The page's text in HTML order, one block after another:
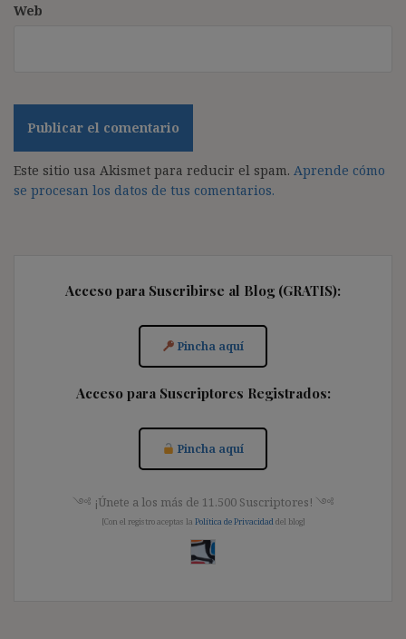
Web
Este sitio usa Akismet para reducir el spam. Aprende cómo
se procesan los datos de tus comentarios.
Acceso para Suscribirse al Blog (GRATIS):
Pincha aquí
Acceso para Suscriptores Registrados:
Pincha aquí
༺ ¡Únete a los más de 11.500 Suscriptores! ༺
[Con el registro aceptas la Política de Privacidad del blog]